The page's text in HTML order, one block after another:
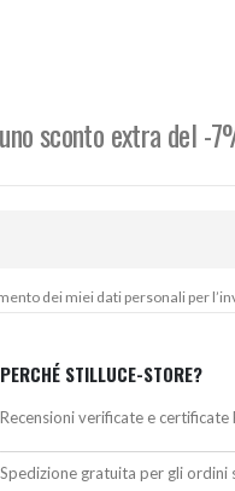
sconto extra del -
dei miei dati personali per
PERCHÉ STILLUCE-STORE?
Recensioni verificate e certificate
Spedizione gratuita per gli ordini